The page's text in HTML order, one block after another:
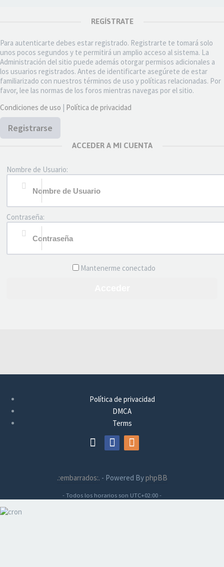
REGÍSTRATE
Para autenticarte debes estar registrado. Registrarte te tomará solo
unos pocos segundos y te permitirá un amplio acceso al sistema. La
Administración del sitio puede además otorgar permisos adicionales a
los usuarios registrados. Antes de identificarte asegúrete de estar
familiarizado con nuestros términos de uso y políticas relacionadas. Por
favor, lee las normas de los foros mientras navegas por el sitio.
Condiciones de uso | Política de privacidad
Registrarse
ACCEDER A MI CUENTA
Nombre de Usuario:
Contraseña:
Mantenerme conectado
Política de privacidad
DMCA
Terms
.:embarrados:. - Powered ByphpBB
- Todos los horarios son UTC+02:00 -